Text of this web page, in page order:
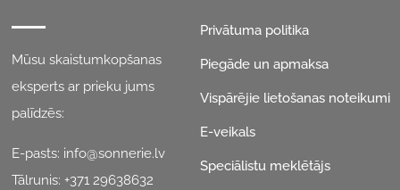
Mūsu skaistumkopšanas
eksperts ar prieku jums
palīdzēs:
E-pasts: info@sonnerie.lv
Tālrunis:+371 29638632
Privātuma politika
Piegāde un apmaksa
Vispārējie lietošanas noteikumi
E-veikals
Speciālistu meklētājs